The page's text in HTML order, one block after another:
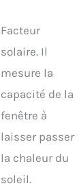
Facteur
solaire. Il
mesure la
capacité de la
fenêtre à
laisser passer
la chaleur du
soleil.